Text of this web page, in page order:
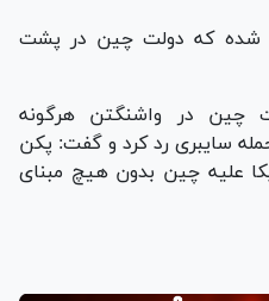
شده که دولت چین در پشت
چین در واشنگتن هرگونه
سایبری رد کرد و گفت: پکن
علیه چین بدون هیچ مبنای